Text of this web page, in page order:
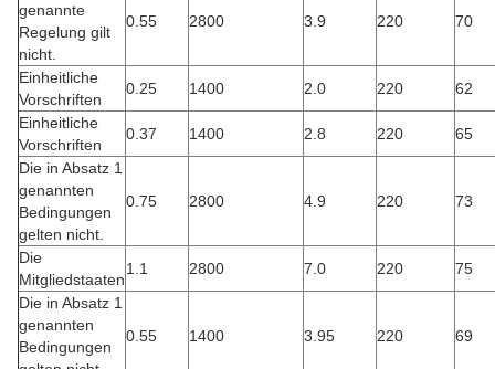
genannte
Regelung gilt
nicht.
0.55 2800 3.9 220 70
Einheitliche
Vorschriften
0.25 1400 2.0 220
62
Einheitliche
Vorschriften
0.37 1400 2.8 220
65
Die in Absatz 1
genannten
Bedingungen
gelten nicht.
0.75 2800 4.9 220 73
Die
Mitgliedstaaten
1.1 2800 7.0 220
75
Die in Absatz 1
genannten
Bedingungen
0.55 1400 3.95 220 69